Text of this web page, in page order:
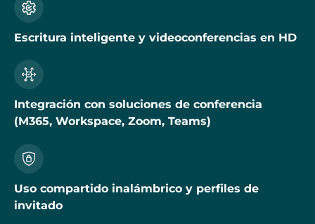
Escritura inteligente y videoconferencias en HD
Integración con soluciones de conferencia
(M365, Workspace, Zoom, Teams)
Uso compartido inalámbrico y perfiles de
invitado